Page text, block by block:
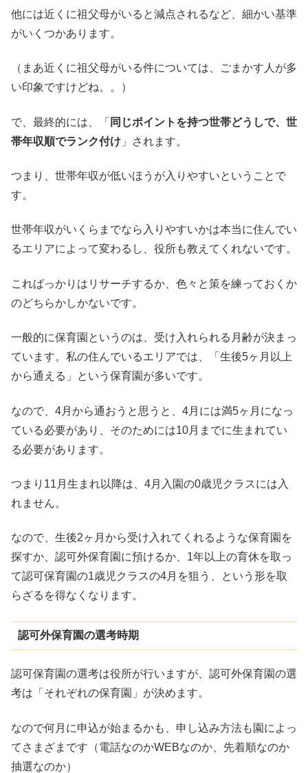
他には近くに祖父母がいると減点されるなど、細かい基準
がいくつかあります。
（まあ近くに祖父母がいる件については、ごまかす人が多
い印象ですけどね。。）
で、最終的には、「 同じポイントを持つ世帯どうしで、世
帯年収順でランク付け 」されます。
つまり、世帯年収が低いほうが入りやすいということで
す。
世帯年収がいくらまでなら入りやすいかは本当に住んでい
るエリアによって変わるし、役所も教えてくれないです。
こればっかりはリサーチするか、色々と策を練っておくか
のどちらかしかないです。
一般的に保育園というのは、受け入れられる月齢が決まっ
ています。私の住んでいるエリアでは、「生後5ヶ月以上
から通える」という保育園が多いです。
なので、4月から通おうと思うと、4月には満5ヶ月になっ
ている必要があり、そのためには10月までに生まれてい
る必要があります。
つまり11月生まれ以降は、4月入園の0歳児クラスには入
れません。
なので、生後2ヶ月から受け入れてくれるような保育園を
探すか、認可外保育園に預けるか、1年以上の育休を取っ
て認可保育園の1歳児クラスの4月を狙う、という形を取
らざるを得なくなります。
認可外保育園の選考時期
認可保育園の選考は役所が行いますが、認可外保育園の選
考は「それぞれの保育園」が決めます。
なので何月に申込が始まるかも、申し込み方法も園によっ
てさまざまです（電話なのかWEBなのか、先着順なのか
抽選なのか）